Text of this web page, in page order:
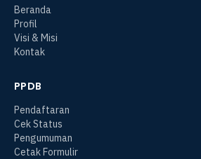
Beranda
Profil
Visi & Misi
Kontak
PPDB
Pendaftaran
Cek Status
Pengumuman
Cetak Formulir